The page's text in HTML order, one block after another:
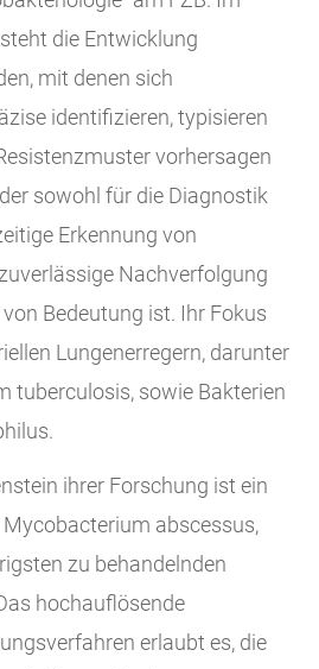
die Entwicklung
mit denen sich
identifizieren, typisieren
vorhersagen
sowohl für die Diagnostik
Erkennung von
Nachverfolgung
Bedeutung ist. Ihr Fokus
Lungenerregern, darunter
tuberculosis, sowie Bakterien
ihrer Forschung ist ein
abscessus,
zu behandelnden
hochauflösende
erlaubt es, die